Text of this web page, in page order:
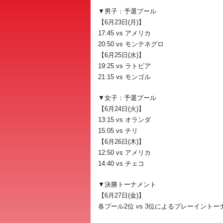
▼男子：予選プール
【6月23日(月)】
17:45 vs アメリカ
20:50 vs モンテネグロ
【6月25日(水)】
19:25 vs ラトビア
21:15 vs モンゴル
▼女子：予選プール
【6月24日(火)】
13:15 vs オランダ
15:05 vs チリ
【6月26日(木)】
12:50 vs アメリカ
14:40 vs チェコ
▼決勝トーナメント
【6月27日(金)】
各プール2位 vs 3位によるプレーイントー